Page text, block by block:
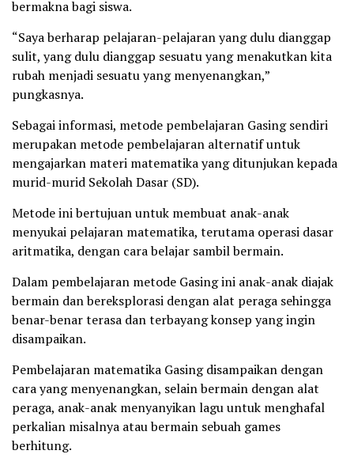
bermakna bagi siswa.
“Saya berharap pelajaran-pelajaran yang dulu dianggap
sulit, yang dulu dianggap sesuatu yang menakutkan kita
rubah menjadi sesuatu yang menyenangkan,”
pungkasnya.
Sebagai informasi, metode pembelajaran Gasing sendiri
merupakan metode pembelajaran alternatif untuk
mengajarkan materi matematika yang ditunjukan kepada
murid-murid Sekolah Dasar (SD).
Metode ini bertujuan untuk membuat anak-anak
menyukai pelajaran matematika, terutama operasi dasar
aritmatika, dengan cara belajar sambil bermain.
Dalam pembelajaran metode Gasing ini anak-anak diajak
bermain dan bereksplorasi dengan alat peraga sehingga
benar-benar terasa dan terbayang konsep yang ingin
disampaikan.
Pembelajaran matematika Gasing disampaikan dengan
cara yang menyenangkan, selain bermain dengan alat
peraga, anak-anak menyanyikan lagu untuk menghafal
perkalian misalnya atau bermain sebuah games
berhitung.